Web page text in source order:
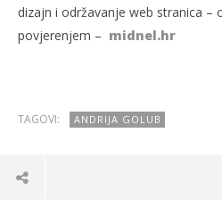
dizajn i održavanje web stranica –
povjerenjem – midnel.hr
TAGOVI: ANDRIJA GOLUB